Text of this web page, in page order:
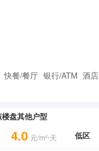
快餐/餐厅 银行/ATM 酒店
盘其他户型
4.0 元/m²⋅天 低区